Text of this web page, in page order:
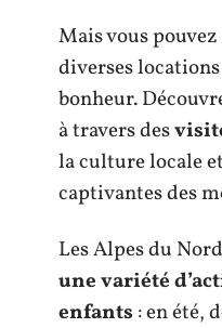
Mais vous
diverses
bonheur.
à travers des
la culture locale
captivantes des
Les Alpes du
une variété
enfants : en été,